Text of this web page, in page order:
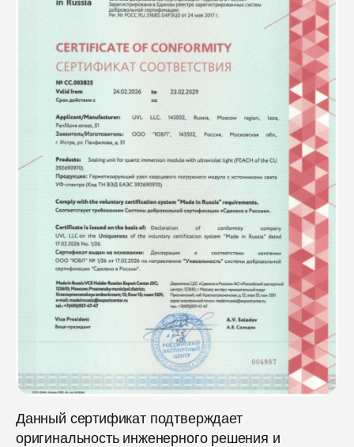
Данный сертификат подтверждает
оригинальность инженерного решения и